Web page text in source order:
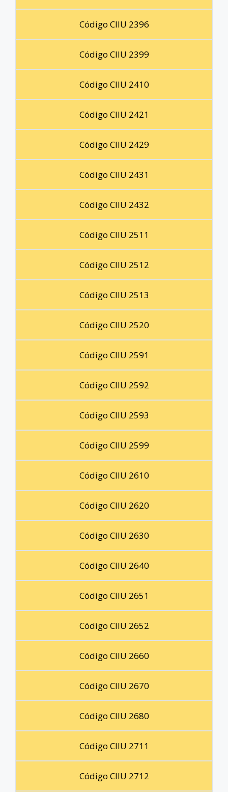
Código CIIU 2396
Código CIIU 2399
Código CIIU 2410
Código CIIU 2421
Código CIIU 2429
Código CIIU 2431
Código CIIU 2432
Código CIIU 2511
Código CIIU 2512
Código CIIU 2513
Código CIIU 2520
Código CIIU 2591
Código CIIU 2592
Código CIIU 2593
Código CIIU 2599
Código CIIU 2610
Código CIIU 2620
Código CIIU 2630
Código CIIU 2640
Código CIIU 2651
Código CIIU 2652
Código CIIU 2660
Código CIIU 2670
Código CIIU 2680
Código CIIU 2711
Código CIIU 2712